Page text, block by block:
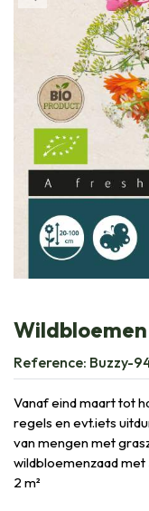
Reference: Buzzy-
Vanaf eind maart tot
regels en evt.iets
van mengen met
wildbloemenzaad met
2 m²